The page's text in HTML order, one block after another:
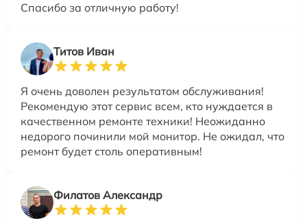
Спасибо за отличную работу!
Титов Иван
Я очень доволен результатом обслуживания!
Рекомендую этот сервис всем, кто нуждается в
качественном ремонте техники! Неожиданно
недорого починили мой монитор. Не ожидал, что
ремонт будет столь оперативным!
Филатов Александр